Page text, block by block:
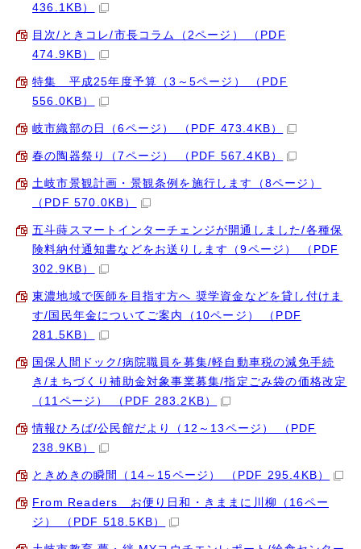
436.1KB）
目次/ときコレ/市長コラム（2ページ） （PDF
474.9KB）
特集 平成25年度予算（3～5ページ） （PDF
556.0KB）
岐市織部の日（6ページ） （PDF 473.4KB）
春の陶器祭り（7ページ） （PDF 567.4KB）
土岐市景観計画・景観条例を施行します（8ページ）
（PDF 570.0KB）
五斗蒔スマートインターチェンジが開通しました/各種保
険料納付通知書などをお送りします（9ページ） （PDF
302.9KB）
東濃地域で医師を目指す方へ 奨学資金などを貸し付けま
す/国民年金についてご案内（10ページ） （PDF
281.5KB）
国保人間ドック/病院職員を募集/軽自動車税の減免手続
き/まちづくり補助金対象事業募集/指定ごみ袋の価格改定
（11ページ） （PDF 283.2KB）
情報ひろば/公民館だより（12～13ページ） （PDF
238.9KB）
ときめきの瞬間（14～15ページ） （PDF 295.4KB）
From Readers お便り日和・きままに川柳（16ペー
ジ） （PDF 518.5KB）